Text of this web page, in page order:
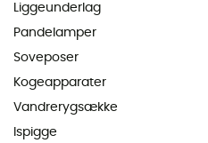
Liggeunderlag
Pandelamper
Soveposer
Kogeapparater
Vandrerygsække
Ispigge